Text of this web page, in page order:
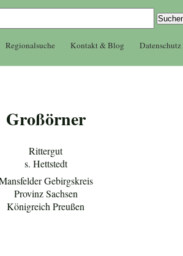
Regionalsuche Kontakt & Blog Datenschutz
Großörner
Rittergut
s. Hettstedt
Gebirgskreis
Provinz Sachsen
Königreich Preußen